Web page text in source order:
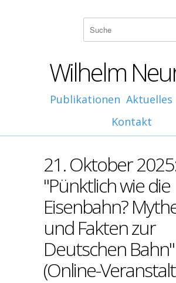
Wilhelm
Publikationen Aktuelles
Kontakt
21. Oktober
"Pünktlich wie die
Eisenbahn?
und Fakten zur
Deutschen Bahn"
(Online-